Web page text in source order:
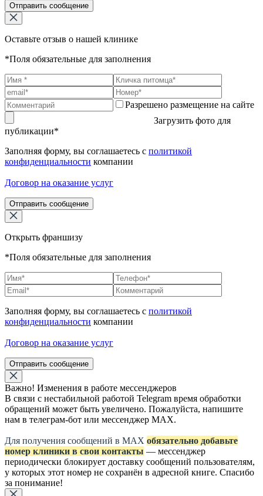
Отправить сообщение
Оставьте отзыв о нашей клинике
*Поля обязательные для заполнения
Разрешено размещение на сайте
Загрузить фото для
публикации*
Заполняя форму, вы соглашаетесь с политикой
конфиденциальности компании
Договор на оказание услуг
Отправить сообщение
Открыть франшизу
*Поля обязательные для заполнения
Заполняя форму, вы соглашаетесь с политикой
конфиденциальности компании
Договор на оказание услуг
Отправить сообщение
Важно! Изменения в работе мессенджеров
В связи с нестабильной работой Telegram время обработки
обращений может быть увеличено. Пожалуйста, напишите
нам в телеграм-бот или мессенджер МАХ.
Для получения сообщений в МАХ обязательно добавьте
номер клиники в свои контакты — мессенджер
периодически блокирует доставку сообщений пользователям,
у которых этот номер не сохранён в адресной книге. Спасибо
за понимание!